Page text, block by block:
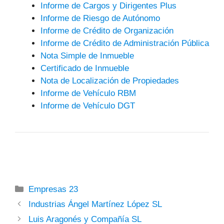
Informe de Cargos y Dirigentes Plus
Informe de Riesgo de Autónomo
Informe de Crédito de Organización
Informe de Crédito de Administración Pública
Nota Simple de Inmueble
Certificado de Inmueble
Nota de Localización de Propiedades
Informe de Vehículo RBM
Informe de Vehículo DGT
Categorías
Empresas 23
Industrias Ángel Martínez López SL
Luis Aragonés y Compañía SL